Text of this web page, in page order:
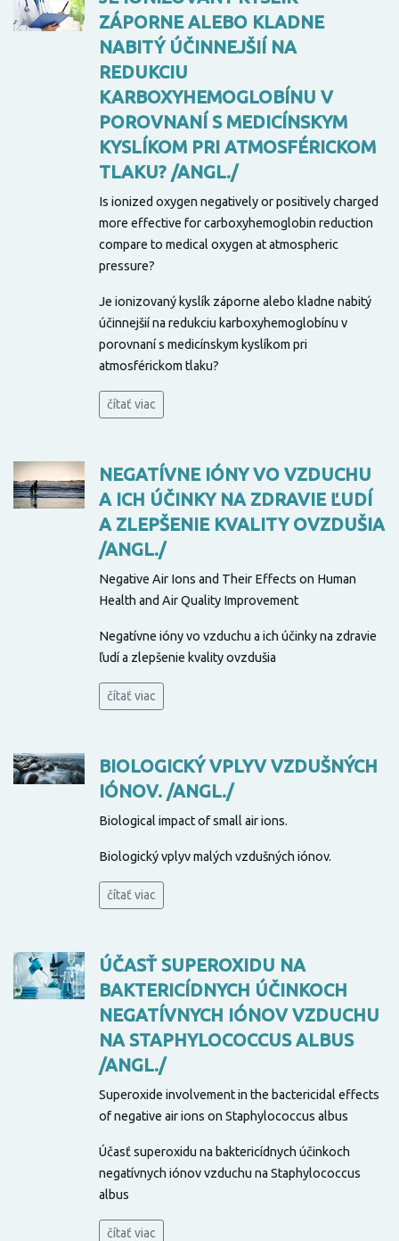
ZÁPORNE ALEBO KLADNE
NABITÝ ÚČINNEJŠIÍ NA
REDUKCIU
KARBOXYHEMOGLOBÍNU V
POROVNANÍ S MEDICÍNSKYM
KYSLÍKOM PRI ATMOSFÉRICKOM
TLAKU? /ANGL./
Is ionized oxygen negatively or positively charged
more effective for carboxyhemoglobin reduction
compare to medical oxygen at atmospheric
pressure?
Je ionizovaný kyslík záporne alebo kladne nabitý
účinnejšií na redukciu karboxyhemoglobínu v
porovnaní s medicínskym kyslíkom pri
atmosférickom tlaku?
čítať viac
NEGATÍVNE IÓNY VO VZDUCHU
A ICH ÚČINKY NA ZDRAVIE ĽUDÍ
A ZLEPŠENIE KVALITY OVZDUŠIA
/ANGL./
Negative Air Ions and Their Effects on Human
Health and Air Quality Improvement
Negatívne ióny vo vzduchu a ich účinky na zdravie
ľudí a zlepšenie kvality ovzdušia
čítať viac
BIOLOGICKÝ VPLYV VZDUŠNÝCH
IÓNOV. /ANGL./
Biological impact of small air ions.
Biologický vplyv malých vzdušných iónov.
čítať viac
ÚČASŤ SUPEROXIDU NA
BAKTERICÍDNYCH ÚČINKOCH
NEGATÍVNYCH IÓNOV VZDUCHU
NA STAPHYLOCOCCUS ALBUS
/ANGL./
Superoxide involvement in the bactericidal effects
of negative air ions on Staphylococcus albus
Účasť superoxidu na baktericídnych účinkoch
negatívnych iónov vzduchu na Staphylococcus
albus
čítať viac